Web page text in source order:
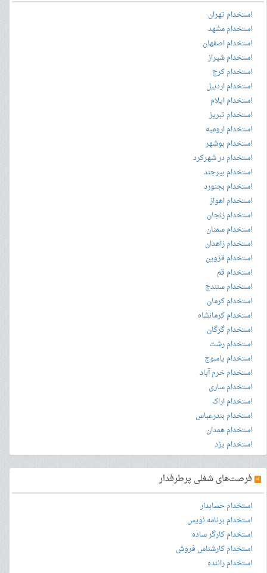
استخدام تهران
استخدام مشهد
استخدام اصفهان
استخدام شیراز
استخدام کرج
استخدام اردبیل
استخدام ایلام
استخدام تبریز
استخدام ارومیه
استخدام بوشهر
استخدام در شهرکرد
استخدام بیرجند
استخدام بجنورد
استخدام اهواز
استخدام زنجان
استخدام سمنان
استخدام زاهدان
استخدام قزوین
استخدام قم
استخدام سنندج
استخدام کرمان
استخدام کرمانشاه
استخدام گرگان
استخدام رشت
استخدام یاسوج
استخدام خرم آباد
استخدام ساری
استخدام اراک
استخدام بندرعباس
استخدام همدان
استخدام یزد
» فرصت‌های شغلی پرطرفدار
استخدام حسابدار
استخدام برنامه نویس
استخدام کارگر ساده
استخدام کارشناس فروش
استخدام راننده